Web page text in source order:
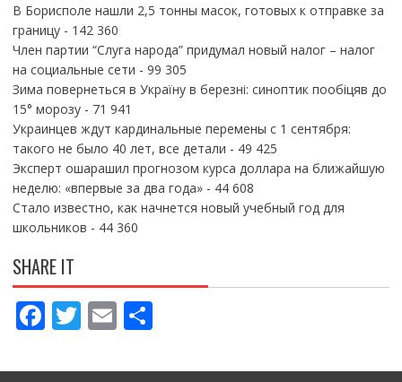
В Борисполе нашли 2,5 тонны масок, готовых к отправке за
границу- 142 360
Член партии “Слуга народа” придумал новый налог – налог
на социальные сети - 99 305
Зима повернеться в Україну в березні: синоптик пообіцяв до
15° морозу- 71 941
Украинцев ждут кардинальные перемены с 1 сентября:
такого не было 40 лет, все детали - 49 425
Эксперт ошарашил прогнозом курса доллара на ближайшую
неделю: «впервые за два года»- 44 608
Стало известно, как начнется новый учебный год для
школьников - 44 360
SHARE IT
F
ac
e
T
w
itt
E
m
ai
П
ді